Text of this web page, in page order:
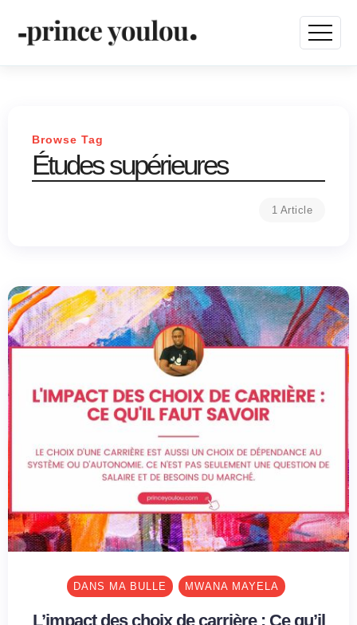
Browse Tag
Études supérieures
1 Article
DANS MA BULLE MWANA MAYELA
L’impact des choix de carrière : Ce qu’il